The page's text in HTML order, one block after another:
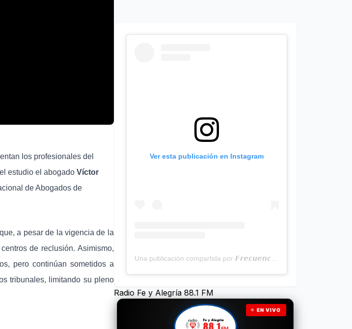
los profesionales del
estudio el abogado Víctor
de Abogados de
a pesar de la vigencia de la
de reclusión. Asimismo,
pero continúan sometidos a
tribunales, limitando su pleno
Ver esta publicación en Instagram
Una publicación compartida por 𝙁𝙧𝙚𝙘𝙪𝙚𝙣𝙘𝙞𝙖 𝙉𝙤𝙩𝙞𝙘𝙞𝙖𝙨 | Programa Radial (@frecuencianoticias)
Radio Fe y Alegría 88.1 FM
EN VIVO